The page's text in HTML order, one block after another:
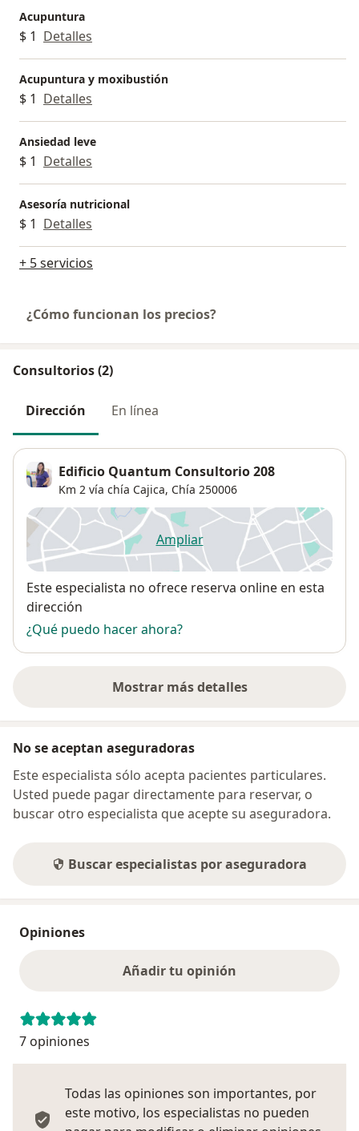
Acupuntura
$ 1 Detalles
Acupuntura y moxibustión
$ 1 Detalles
Ansiedad leve
$ 1 Detalles
Asesoría nutricional
$ 1 Detalles
+ 5 servicios
¿Cómo funcionan los precios?
Consultorios (2)
Dirección En línea
Edificio Quantum Consultorio 208
Km 2 vía chía Cajica, Chía 250006
Ampliarse abre en una nueva
Disponibilidad
Este especialista no ofrece reserva online en esta
dirección
¿Qué puedo hacer ahora?
Mostrar más detalles
sobre la dirección
No se aceptan aseguradoras
Este especialista sólo acepta pacientes particulares.
Usted puede pagar directamente para reservar, o
buscar otro especialista que acepte su aseguradora.
Buscar especialistas por aseguradora
Opiniones
Añadir tu opinión
7 opiniones
Todas las opiniones son importantes, por
este motivo, los especialistas no pueden